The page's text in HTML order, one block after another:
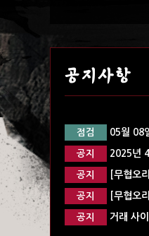
공지사항
점검 05월 08
공지 2025년
공지 [무협오
공지 [무협오
공지 거래 사